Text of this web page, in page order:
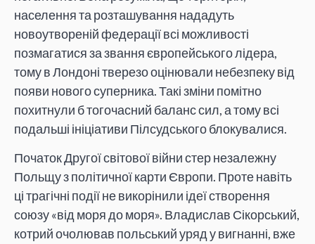
населення та розташування нададуть
новоутвореній федерації всі можливості
позмагатися за звання європейського лідера,
тому в Лондоні тверезо оцінювали небезпеку від
появи нового суперника. Такі зміни помітно
похитнули б тогочасний баланс сил, а тому всі
подальші ініціативи Пілсудського блокувалися.
Початок Другої світової війни стер незалежну
Польщу з політичної карти Європи. Проте навіть
ці трагічні події не викорінили ідеї створення
союзу «від моря до моря». Владислав Сікорський,
котрий очолював польський уряд у вигнанні, вже